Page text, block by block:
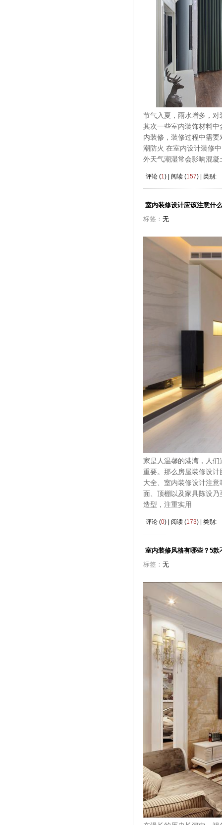
节气入夏，雨水增多，
其次一些室内装饰材料
内装修，装修过程中需
潮防火 在室内设计装修
外天气潮湿常会影响混凝
评论 (1) | 阅读 (157) | 类别:
室内装修设计应该注意什
标签： 无
家是人温馨的港湾，人
重要。那么房屋装修设
大全、室内装修设计注
面、顶棚以及家具陈设
造型，注重实用
评论 (0) | 阅读 (173) | 类别:
室内装修风格有哪些？5
标签： 无